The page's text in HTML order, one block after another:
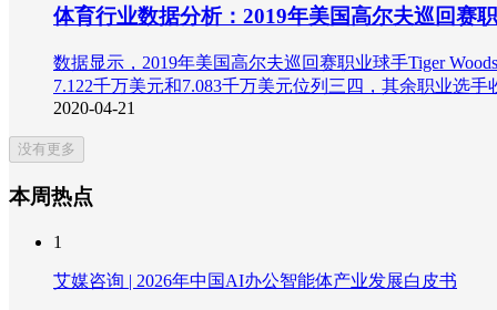
体育行业数据分析：2019年美国高尔夫巡回赛
数据显示，2019年美国高尔夫巡回赛职业球手Tiger
7.122千万美元和7.083千万美元位列三四，其余职业选手
2020-04-21
没有更多
本周热点
1
艾媒咨询 | 2026年中国AI办公智能体产业发展白皮书